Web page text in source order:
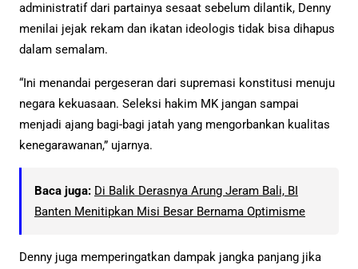
administratif dari partainya sesaat sebelum dilantik, Denny
menilai jejak rekam dan ikatan ideologis tidak bisa dihapus
dalam semalam.
“Ini menandai pergeseran dari supremasi konstitusi menuju
negara kekuasaan. Seleksi hakim MK jangan sampai
menjadi ajang bagi-bagi jatah yang mengorbankan kualitas
kenegarawanan,” ujarnya.
Baca juga: Di Balik Derasnya Arung Jeram Bali, BI
Banten Menitipkan Misi Besar Bernama Optimisme
Denny juga memperingatkan dampak jangka panjang jika